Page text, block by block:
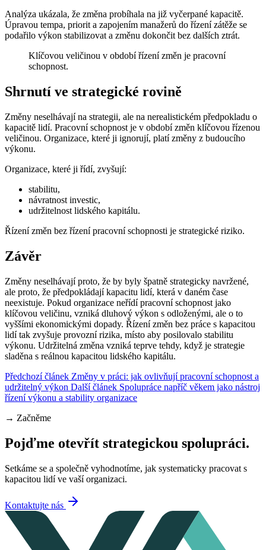
Analýza ukázala, že změna probíhala na již vyčerpané kapacitě.
Úpravou tempa, priorit a zapojením manažerů do řízení zátěže se
podařilo výkon stabilizovat a změnu dokončit bez dalších ztrát.
Klíčovou veličinou v období řízení změn je pracovní
schopnost.
Shrnutí ve strategické rovině
Změny neselhávají na strategii, ale na nerealistickém předpokladu o
kapacitě lidí. Pracovní schopnost je v období změn klíčovou řízenou
veličinou. Organizace, které ji ignorují, platí změny z budoucího
výkonu.
Organizace, které ji řídí, zvyšují:
stabilitu,
návratnost investic,
udržitelnost lidského kapitálu.
Řízení změn bez řízení pracovní schopnosti je strategické riziko.
Závěr
Změny neselhávají proto, že by byly špatně strategicky navržené,
ale proto, že předpokládají kapacitu lidí, která v daném čase
neexistuje. Pokud organizace neřídí pracovní schopnost jako
klíčovou veličinu, vzniká dluhový výkon s odloženými, ale o to
vyššími ekonomickými dopady. Řízení změn bez práce s kapacitou
lidí tak zvyšuje provozní rizika, místo aby posilovalo stabilitu
výkonu. Udržitelná změna vzniká teprve tehdy, když je strategie
sladěna s reálnou kapacitou lidského kapitálu.
Předchozí článek Změny v práci: jak ovlivňují pracovní schopnost a
udržitelný výkon Další článek Spolupráce napříč věkem jako nástroj
řízení výkonu a stability organizace
→ Začněme
Pojďme otevřít strategickou spolupráci.
Setkáme se a společně vyhodnotíme, jak systematicky pracovat s
kapacitou lidí ve vaší organizaci.
Kontaktujte nás